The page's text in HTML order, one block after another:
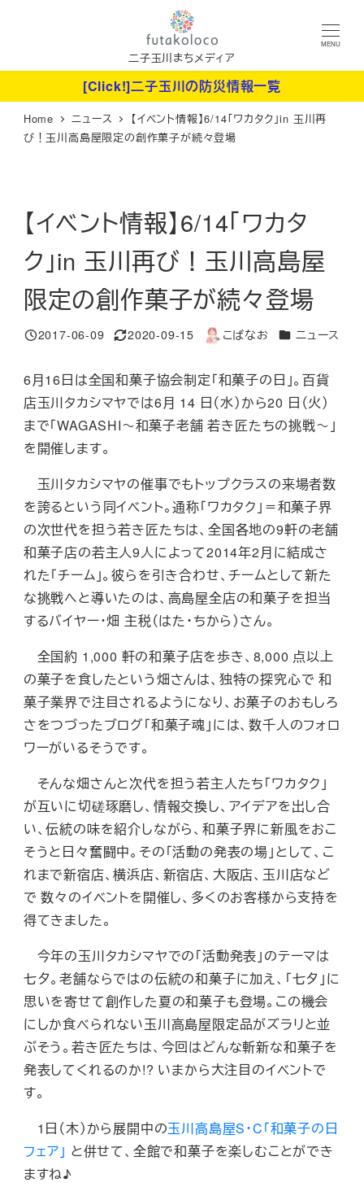
ン
二子玉川まちメディア
MENU
[Click!]二子玉川の防災情報一覧
Home ニュース
【イベント情報】6/14「ワカタク」in 玉川再
び！玉川高島屋限定の創作菓子が続々登場
【イベント情報】6/14「ワカタ
ク」in 玉川再び！玉川高島屋
限定の創作菓子が続々登場
投稿日
2017-06-09
更新日
2020-09-15
著
こばなお カテゴリー
ニュース
6月16日は全国和菓子協会制定「和菓子の日」。百貨
店玉川タカシマヤでは6月 14 日（水）から20 日（火）
まで「WAGASHI～和菓子老舗 若き匠たちの挑戦～」
を開催します。
玉川タカシマヤの催事でもトップクラスの来場者数
を誇るという同イベント。通称「ワカタク」＝和菓子界
の次世代を担う若き匠たちは、全国各地の9軒の老舗
和菓子店の若主人9人によって2014年2月に結成さ
れた「チーム」。彼らを引き合わせ、チームとして新た
な挑戦へと導いたのは、高島屋全店の和菓子を担当
するバイヤー・畑 主税（はた・ちから）さん。
全国約 1,000 軒の和菓子店を歩き、8,000 点以上
の菓子を食したという畑さんは、独特の探究心で 和
菓子業界で注目されるようになり、お菓子のおもしろ
さをつづったブログ「和菓子魂」には、数千人のフォロ
ワーがいるそうです。
そんな畑さんと次代を担う若主人たち「ワカタク」
が互いに切磋琢磨し、情報交換し、アイデアを出し合
い、伝統の味を紹介しながら、和菓子界に新風をおこ
そうと日々奮闘中。その「活動の発表の場」として、こ
れまで新宿店、横浜店、新宿店、大阪店、玉川店など
で 数々のイベントを開催し、多くのお客様から支持を
得てきました。
今年の玉川タカシマヤでの「活動発表」のテーマは
七夕。老舗ならではの伝統の和菓子に加え、「七夕」に
思いを寄せて創作した夏の和菓子も登場。この機会
にしか食べられない玉川高島屋限定品がズラリと並
ぶそう。若き匠たちは、今回はどんな斬新な和菓子を
発表してくれるのか!? いまから大注目のイベントで
す。
1日（木）から展開中の玉川高島屋S・C「和菓子の日
フェア」 と併せて、全館で和菓子を楽しむことができ
ますね♪